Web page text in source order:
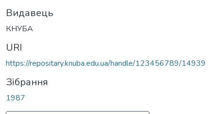
Видавець
КНУБА
URI
https://repositary.knuba.edu.ua/handle/123456789/14939
Зібрання
1987